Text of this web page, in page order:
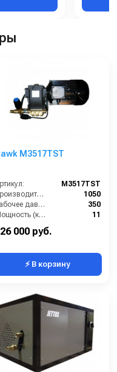
M3517TST
M3517TST
Производительность (л/ч):
1050
Рабочее давление (бар):
350
Мощность (кВт):
11
000 руб.
⚡ В корзину